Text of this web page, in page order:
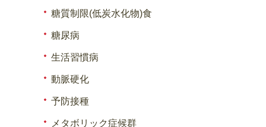
糖質制限(低炭水化物)食
糖尿病
生活習慣病
動脈硬化
予防接種
メタボリック症候群